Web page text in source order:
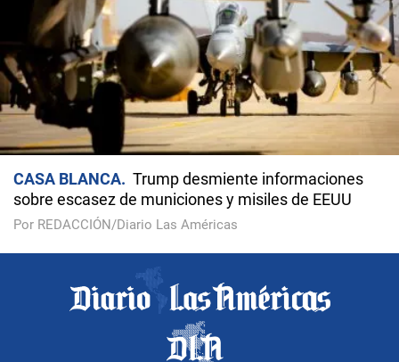
CASA BLANCA
Trump desmiente informaciones
sobre escasez de municiones y misiles de EEUU
Por REDACCIÓN/Diario Las Américas